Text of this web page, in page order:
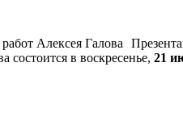
состоится в воскресенье, 21